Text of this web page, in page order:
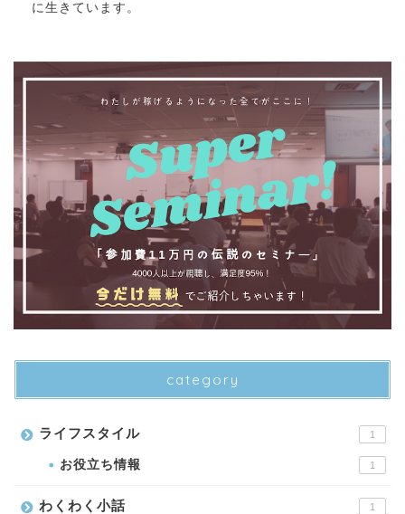
に生きています。
category
ライフスタイル 1
お役立ち情報 1
わくわく小話 1